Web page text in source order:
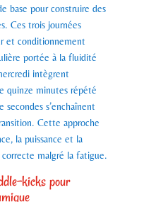
base pour construire des
Ces trois journées
et conditionnement
portée à la fluidité
intègrent
quinze minutes répété
s’enchaînent
Cette approche
la puissance et la
malgré la fatigue.
kicks pour